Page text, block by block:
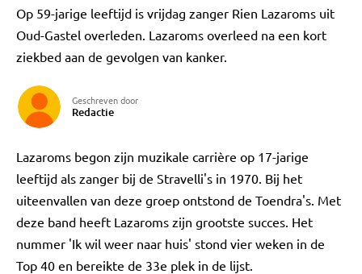
Op 59-jarige leeftijd is vrijdag zanger Rien Lazaroms uit
Oud-Gastel overleden. Lazaroms overleed na een kort
ziekbed aan de gevolgen van kanker.
Geschreven door
Redactie
Lazaroms begon zijn muzikale carrière op 17-jarige
leeftijd als zanger bij de Stravelli's in 1970. Bij het
uiteenvallen van deze groep ontstond de Toendra's. Met
deze band heeft Lazaroms zijn grootste succes. Het
nummer 'Ik wil weer naar huis' stond vier weken in de
Top 40 en bereikte de 33e plek in de lijst.